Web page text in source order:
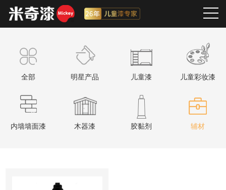
全部 明星产品 儿童漆 儿童彩妆漆
内墙墙面漆 木器漆 胶黏剂 辅材